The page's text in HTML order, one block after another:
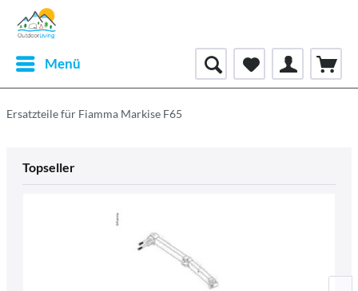
Menü
Ersatzteile für Fiamma Markise F65
Topseller